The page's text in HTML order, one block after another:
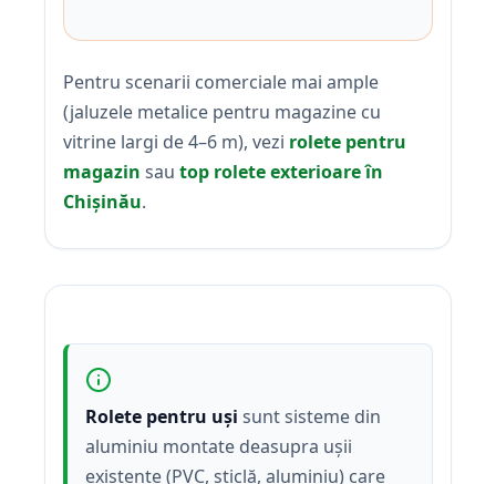
Pentru scenarii comerciale mai ample
(jaluzele metalice pentru magazine cu
vitrine largi de 4–6 m), vezi rolete pentru
magazin sau top rolete exterioare în
Chișinău.
Rolete pentru uși sunt sisteme din
aluminiu montate deasupra ușii
existente (PVC, sticlă, aluminiu) care